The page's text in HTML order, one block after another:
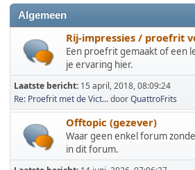
Algemeen
Rij-impressies / proefrit
Een proefrit gemaakt of een
je ervaring hier.
Laatste bericht: 15 april, 2018, 08:09:24
Re: Proefrit met de Vict...doorQuattroFrits
Offtopic (gezever)
Waar geen enkel forum
in dit forum.